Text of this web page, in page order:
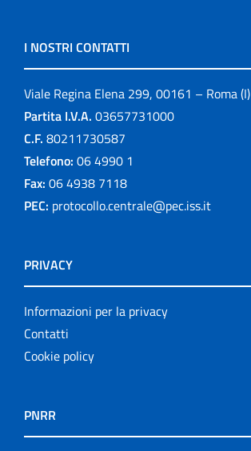
I NOSTRI CONTATTI
Viale Regina Elena 299, 00161 – Roma (I)
Partita I.V.A. 03657731000
C.F. 80211730587
Telefono: 06 4990 1
Fax: 06 4938 7118
PEC: protocollo.centrale@pec.iss.it
PRIVACY
Informazioni per la privacy
Contatti
Cookie policy
PNRR